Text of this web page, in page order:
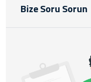
Bize Soru Sorun